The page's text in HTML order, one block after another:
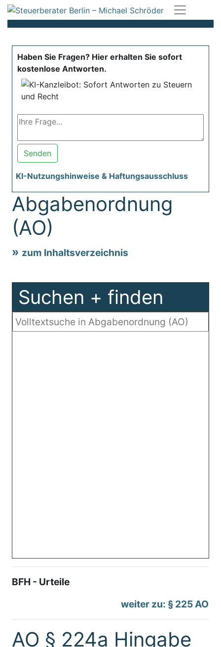
Haben Sie Fragen? Hier erhalten Sie sofort
kostenlose Antworten.
Senden
KI-Nutzungshinweise & Haftungsausschluss
Abgabenordnung
(AO)
zum Inhaltsverzeichnis
Suchen + finden
BFH - Urteile
weiter zu: § 225 AO
AO § 224a Hingabe